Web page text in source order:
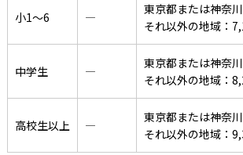
小1〜6 ―
東京都または神奈
それ以外の地域：
中学生 ―
東京都または神奈
それ以外の地域：
高校生以上 ―
東京都または神奈
それ以外の地域：